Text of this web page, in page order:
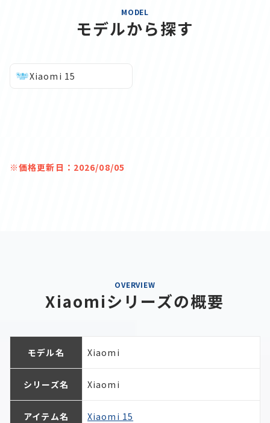
MODEL
モデルから探す
Xiaomi 15
※価格更新日：2026/08/05
OVERVIEW
Xiaomiシリーズの概要
モデル名 Xiaomi
シリーズ名 Xiaomi
アイテム名 Xiaomi 15